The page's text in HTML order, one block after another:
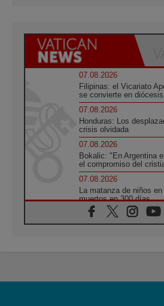
07.08.2026
Filipinas: el Vicariato
se convierte en diócesis
07.08.2026
Honduras: Los
crisis olvidada
07.08.2026
Bokalic: "En Argentina
el compromiso del
07.08.2026
La matanza de niños
muertos en 300 días
07.08.2026
Tagle: La guerra